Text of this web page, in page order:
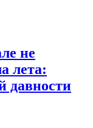
не
лета:
давности